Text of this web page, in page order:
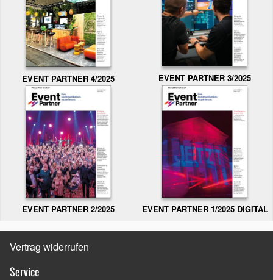
EVENT PARTNER 4/2025 EVENT PARTNER 3/2025
EVENT PARTNER 2/2025 EVENT PARTNER 1/2025 DIGITAL
Vertrag widerrufen
Service